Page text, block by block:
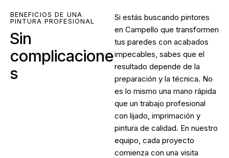
BENEFICIOS DE UNA
PINTURA PROFESIONAL
Sin
complicacione
s
Si estás buscando pintores
en Campello que transformen
tus paredes con acabados
impecables, sabes que el
resultado depende de la
preparación y la técnica. No
es lo mismo una mano rápida
que un trabajo profesional
con lijado, imprimación y
pintura de calidad. En nuestro
equipo, cada proyecto
comienza con una visita